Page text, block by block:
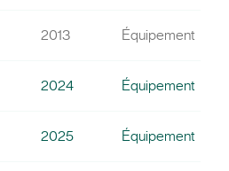
2013 Équipement
2024 Équipement
2025 Équipement